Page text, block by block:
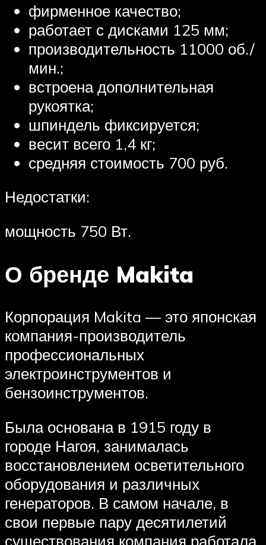
фирменное качество;
работает с дисками 125 мм;
производительность 11000 об./
мин.;
встроена дополнительная
рукоятка;
шпиндель фиксируется;
весит всего 1,4 кг;
средняя стоимость 700 руб.
Недостатки:
мощность 750 Вт.
О бренде Makita
Корпорация Makita — это японская
компания-производитель
профессиональных
электроинструментов и
бензоинструментов.
Была основана в 1915 году в
городе Нагоя, занималась
восстановлением осветительного
оборудования и различных
генераторов. В самом начале, в
свои первые пару десятилетий
существования компания работала